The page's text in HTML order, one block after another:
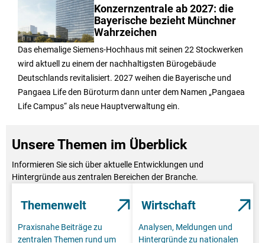
Konzernzentrale ab 2027: die
Bayerische bezieht Münchner
Wahrzeichen
Das ehemalige Siemens-Hochhaus mit seinen 22 Stockwerken
wird aktuell zu einem der nachhaltigsten Bürogebäude
Deutschlands revitalisiert. 2027 weihen die Bayerische und
Pangaea Life den Büroturm dann unter dem Namen „Pangaea
Life Campus“ als neue Hauptverwaltung ein.
Unsere Themen im Überblick
Informieren Sie sich über aktuelle Entwicklungen und
Hintergründe aus zentralen Bereichen der Branche.
Themenwelt
Praxisnahe Beiträge zu
zentralen Themen rund um
Wirtschaft
Analysen, Meldungen und
Hintergründe zu nationalen